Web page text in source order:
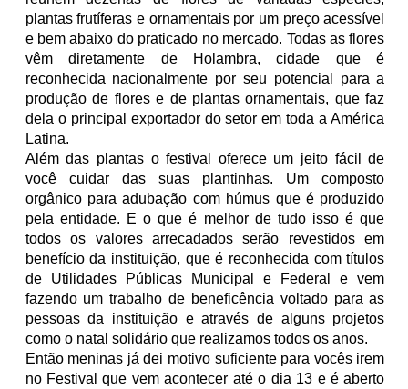
plantas frutíferas e ornamentaispor um preço acessível
e bem abaixo do praticado no mercado. Todas as flores
vêm diretamente de Holambra, cidade que é
reconhecida nacionalmente por seu potencial para a
produção de flores e de plantas ornamentais, que faz
dela o principal exportador do setor em toda a América
Latina.
Além das plantas o festival oferece um jeito fácil de
você cuidar das suas plantinhas. Um composto
orgânico para adubação com húmus que é produzido
pela entidade. E o que é melhor de tudo isso é que
todos os valores arrecadados serão revestidos em
benefício da instituição, que é reconhecida com títulos
de Utilidades Públicas Municipal e Federal e vem
fazendo um trabalho de beneficência voltado para as
pessoas da instituição e através de alguns projetos
como o natal solidário que realizamos todos os anos.
Então meninas já dei motivo suficiente para vocês irem
no Festival que vem acontecer atéo dia 13 e é aberto